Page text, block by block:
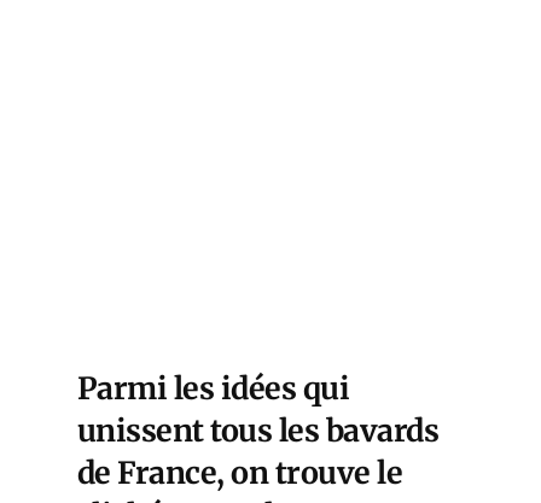
Parmi les idées qui
unissent tous les bavards
de France, on trouve le